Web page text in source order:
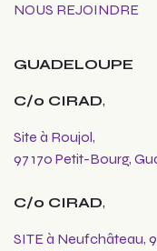
NOUS REJOINDRE
GUADELOUPE
C/o CIRAD,
Site à Roujol,
97 170 Petit-Bourg,
C/o CIRAD,
SITE à Neufchâteau,